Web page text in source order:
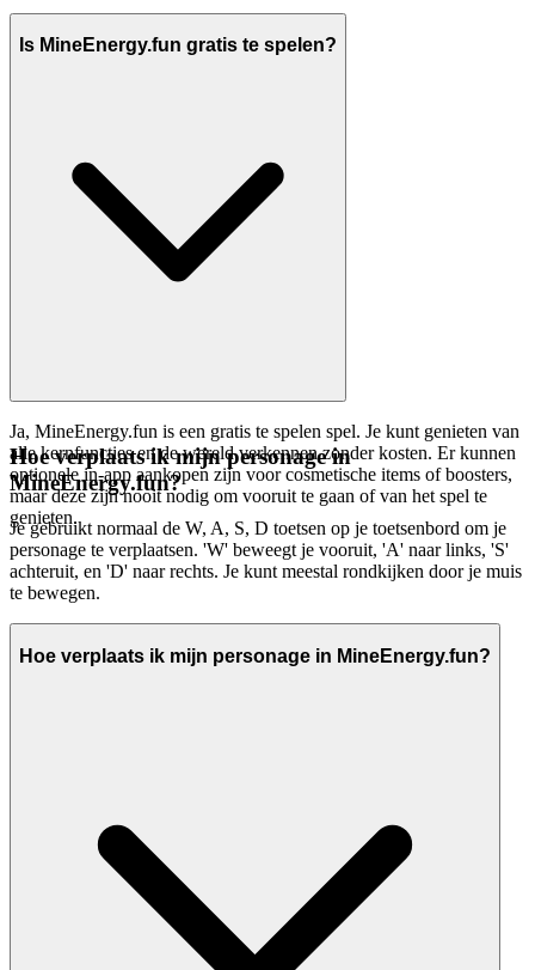
Is MineEnergy.fun gratis te spelen?
Ja, MineEnergy.fun is een gratis te spelen spel. Je kunt genieten van
alle kernfuncties en de wereld verkennen zonder kosten. Er kunnen
optionele in-app aankopen zijn voor cosmetische items of boosters,
maar deze zijn nooit nodig om vooruit te gaan of van het spel te
genieten.
Hoe verplaats ik mijn personage in
MineEnergy.fun?
Je gebruikt normaal de W, A, S, D toetsen op je toetsenbord om je
personage te verplaatsen. 'W' beweegt je vooruit, 'A' naar links, 'S'
achteruit, en 'D' naar rechts. Je kunt meestal rondkijken door je muis
te bewegen.
Hoe verplaats ik mijn personage in MineEnergy.fun?